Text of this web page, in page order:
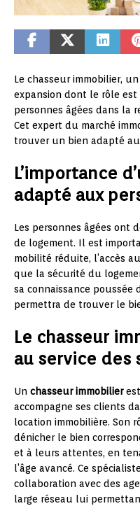
Le chasseur immobilier,
expansion dont le rôle
personnes âgées dans la
Cet expert du marché
trouver un bien adapté
L’importance
adapté aux
Les personnes âgées ont
de logement. Il est
mobilité réduite, l’accès
que la sécurité du
sa connaissance poussée
permettra de trouver le
Le chasseur
au service des
Un chasseur immobilier
accompagne ses clients
location immobilière. Son
dénicher le bien
et à leurs attentes, en
l’âge avancé. Ce
collaboration avec des
large réseau lui